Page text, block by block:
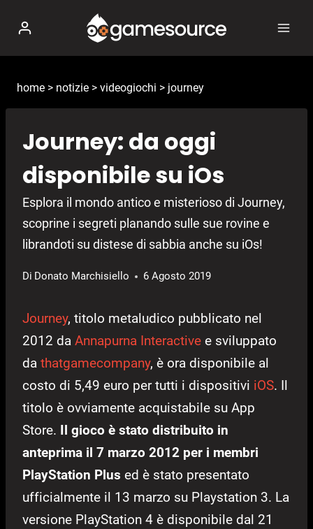
contenuto
home > notizie > videogiochi > journey
Journey: da oggi
disponibile su iOs
Esplora il mondo antico e misterioso di Journey,
scoprine i segreti planando sulle sue rovine e
librandoti su distese di sabbia anche su iOs!
Di Donato Marchisiello 6 Agosto 2019
Journey, titolo metaludico pubblicato nel
2012 da Annapurna Interactive e sviluppato
da thatgamecompany, è ora disponibile al
costo di 5,49 euro per tutti i dispositivi iOS. Il
titolo è ovviamente acquistabile su App
Store. Il gioco è stato distribuito in
anteprima il 7 marzo 2012 per i membri
PlayStation Plus ed è stato presentato
ufficialmente il 13 marzo su Playstation 3. La
versione PlayStation 4 è disponibile dal 21